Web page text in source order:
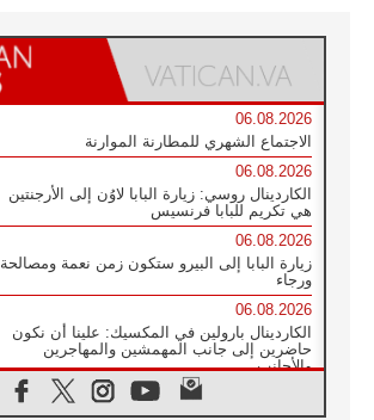
06.08.2026
الاجتماع الشهري للمطارنة الموارنة
06.08.2026
الكاردينال روسي: زيارة البابا لاوُن إلى الأرجنتين
هي تكريم للبابا فرنسيس
06.08.2026
زيارة البابا إلى البيرو ستكون زمن نعمة ومصالحة
ورجاء
06.08.2026
الكاردينال بارولين في المكسيك: علينا أن نكون
حاضرين إلى جانب المهمشين والمهاجرين
والأجانب